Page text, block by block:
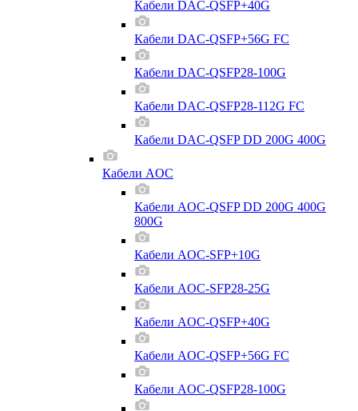
Кабели DAC-QSFP+40G
Кабели DAC-QSFP+56G FC
Кабели DAC-QSFP28-100G
Кабели DAC-QSFP28-112G FC
Кабели DAC-QSFP DD 200G 400G
Кабели AOC
Кабели AOC-QSFP DD 200G 400G
800G
Кабели AOC-SFP+10G
Кабели AOC-SFP28-25G
Кабели AOC-QSFP+40G
Кабели AOC-QSFP+56G FC
Кабели AOC-QSFP28-100G